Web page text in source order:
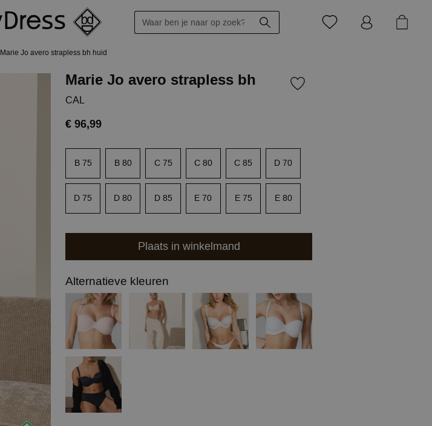
Marie Jo avero strapless bh huid
Marie Jo avero strapless bh
CAL
€ 96,99
B 75 B 80 C 75 C 80 C 85 D 70
D 75 D 80 D 85 E 70 E 75 E 80
Plaats in winkelmand
Alternatieve kleuren